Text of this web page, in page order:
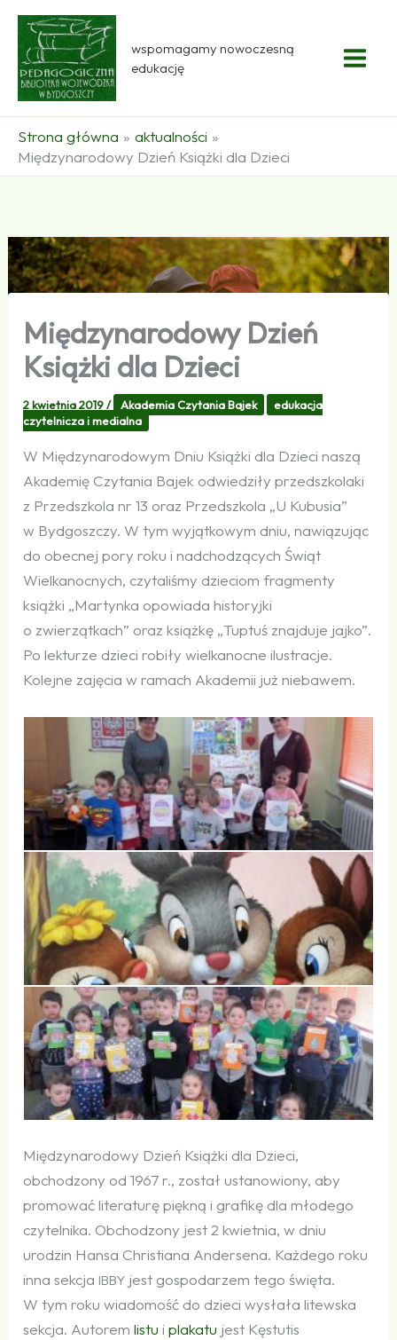
Przejdź
treści
wspomagamy nowoczesną
edukację
Strona główna
aktualności
Międzynarodowy Dzień Książki dla Dzieci
Międzynarodowy Dzień
Książki dla Dzieci
2 kwietnia 2019/ Akademia Czytania Bajek
edukacja
czytelnicza i medialna
W Międzynarodowym Dniu Książki dla Dzieci naszą
Akademię Czytania Bajek odwiedziły przedszkolaki
z Przedszkola nr 13 oraz Przedszkola „U Kubusia”
w Bydgoszczy. W tym wyjątkowym dniu, nawiązując
do obecnej pory roku i nadchodzących Świąt
Wielkanocnych, czytaliśmy dzieciom fragmenty
książki „Martynka opowiada historyjki
o zwierzątkach” oraz książkę „Tuptuś znajduje jajko”.
Po lekturze dzieci robiły wielkanocne ilustracje.
Kolejne zajęcia w ramach Akademii już niebawem.
Międzynarodowy Dzień Książki dla Dzieci,
obchodzony od 1967 r., został ustanowiony, aby
promować literaturę piękną i grafikę dla młodego
czytelnika. Obchodzony jest 2 kwietnia, w dniu
urodzin Hansa Christiana Andersena. Każdego roku
inna sekcja IBBY jest gospodarzem tego święta.
W tym roku wiadomość do dzieci wysłała litewska
sekcja. Autoremlistu iplakatu jest Kęstutis